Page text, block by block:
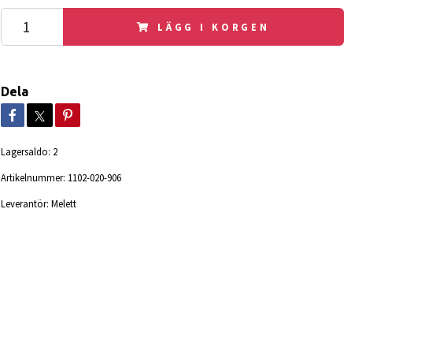
LÄGG I KORGEN
Dela
Lagersaldo: 2
Artikelnummer: 1102-020-906
Leverantör: Melett